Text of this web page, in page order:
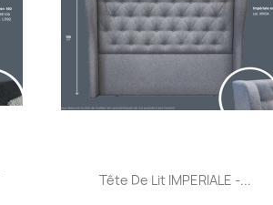
Aperçu rapide
Tête De Lit IMPERIALE -...